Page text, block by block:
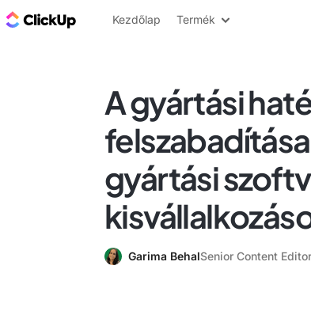
ClickUp blog
Kezdőlap Termék
A gyártási
gyártási
Garima BehalSenior Content Editor